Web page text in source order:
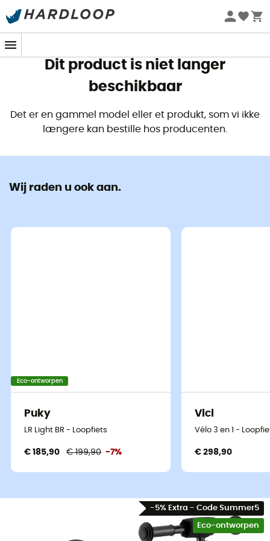
Zomeraanbiedingen 🔥 -5% EXTRA vanaf 2 producten* met
Dit product is niet langer
beschikbaar
Det er en gammel model eller et produkt, som vi ikke
længere kan bestille hos producenten.
Wij raden u ook aan.
Eco-ontworpen
Puky
LR Light BR - Loopfiets
€ 185,90 € 199,90 -7%
Vici
Vélo 3 en 1 -
€ 298,90
-5% Extra - Code Summer5
Eco-ontworpen